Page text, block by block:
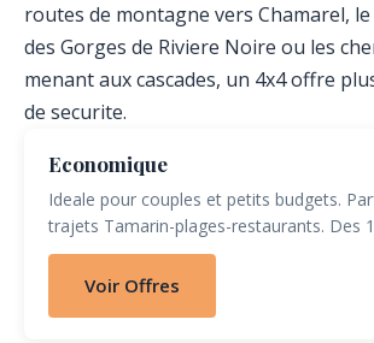
routes de montagne vers Chamarel,
des Gorges de Riviere Noire ou les
menant aux cascades, un 4x4 offre
de securite.
Economique
Ideale pour couples et petits budgets.
trajets Tamarin-plages-restaurants. Des
Voir Offres